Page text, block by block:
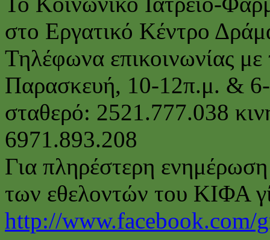
στο Εργατικό Κέντρο
Τηλέφωνα επικοινωνίας
Παρασκευή, 10-12π.μ. &
σταθερό: 2521.777.038
6971.893.208
Για πληρέστερη ενημέρωση
των εθελοντών του ΚΙΦΑ
http://www.facebook.com/